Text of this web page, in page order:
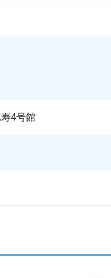
4号館